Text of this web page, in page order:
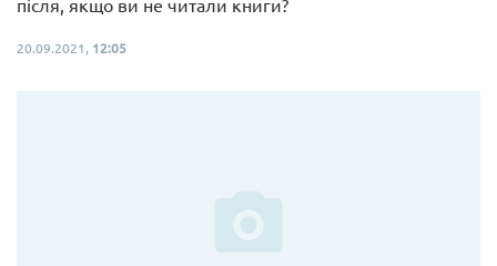
після, якщо ви не читали книги?
20.09.2021, 12:05